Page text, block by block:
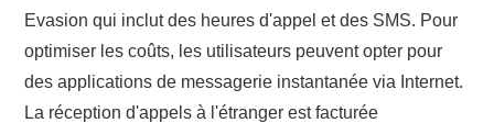
Evasion qui inclut des heures d'appel et des SMS. Pour
optimiser les coûts, les utilisateurs peuvent opter pour
des applications de messagerie instantanée via Internet.
La réception d'appels à l'étranger est facturée